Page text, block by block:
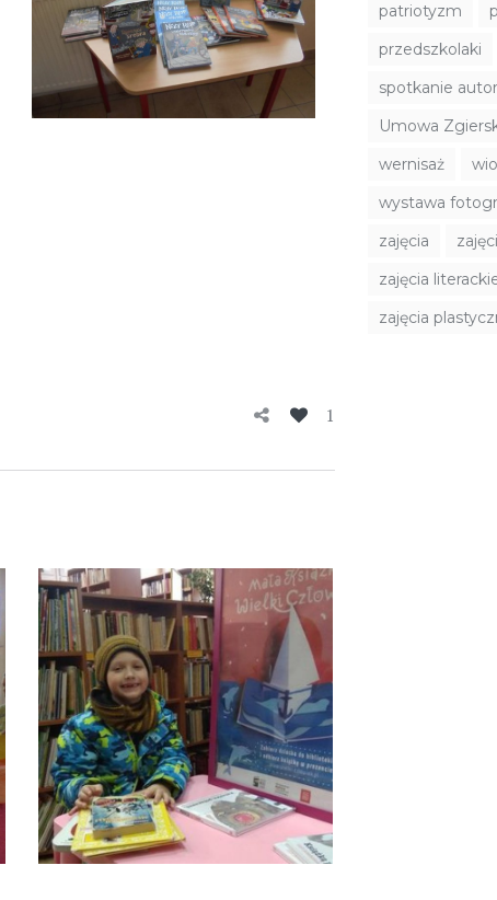
1
patriotyzm
przedszkolaki
spotkanie
Umowa
wernisaż
wystawa
zajęcia
zajęcia
zajęcia